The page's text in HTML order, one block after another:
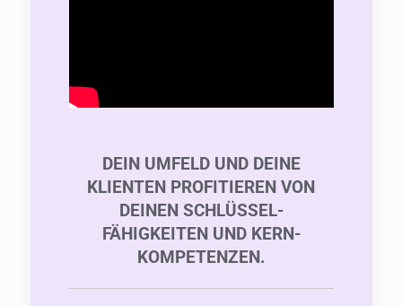
DEIN UMFELD UND DEINE
KLIENTEN PROFITIEREN VON
DEINEN SCHLÜSSEL-
FÄHIGKEITEN UND KERN-
KOMPETENZEN.